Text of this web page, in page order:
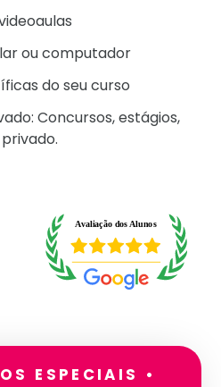
ou computador
do seu curso
Concursos, estágios,
ESPECIAIS •